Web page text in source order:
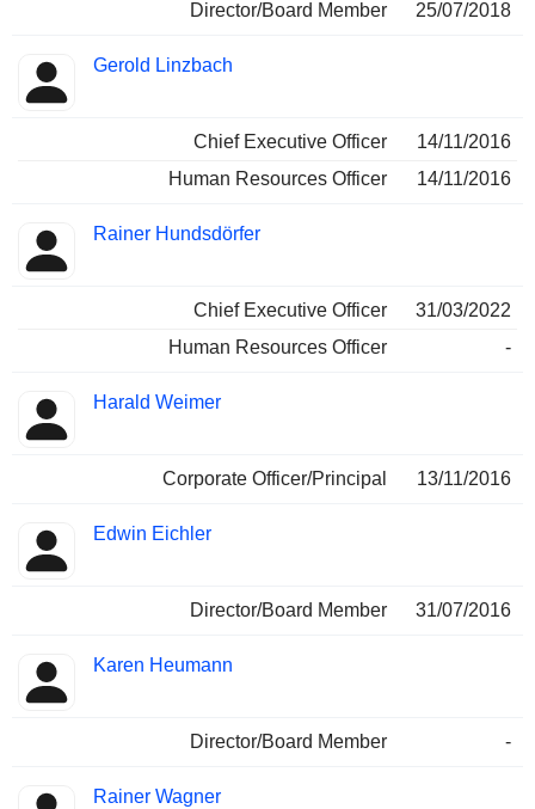
Director/Board Member 25/07/2018
Gerold Linzbach
Chief Executive Officer
14/11/2016
Human Resources Officer
14/11/2016
Rainer Hundsdörfer
Chief Executive Officer
31/03/2022
Human Resources Officer
-
Harald Weimer
Corporate Officer/Principal 13/11/2016
Edwin Eichler
Director/Board Member 31/07/2016
Karen Heumann
Director/Board Member -
Rainer Wagner